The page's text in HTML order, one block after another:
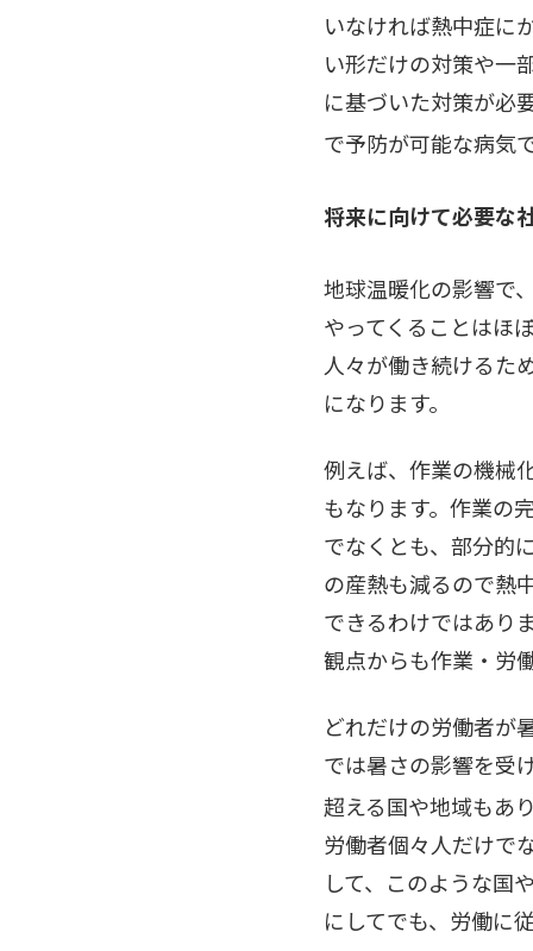
いなければ熱中症に
い形だけの対策や一
に基づいた対策が必
で予防が可能な病気
将来に向けて必要な
地球温暖化の影響で
やってくることはほ
人々が働き続けるた
になります。
例えば、作業の機械
もなります。作業の
でなくとも、部分的
の産熱も減るので熱
できるわけではあり
観点からも作業・労
どれだけの労働者が
では暑さの影響を受
超える国や地域もあ
労働者個々人だけで
して、このような国
にしてでも、労働に